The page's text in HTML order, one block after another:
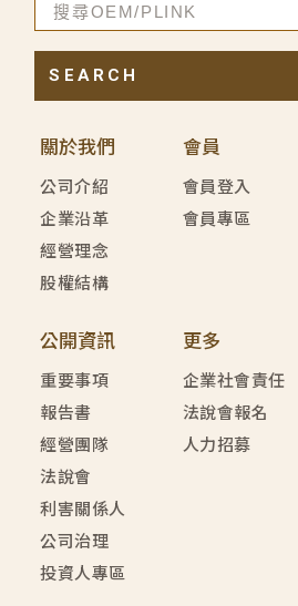
關於我們
公司介紹
企業沿革
經營理念
股權結構
會員
會員登入
會員專區
公開資訊
重要事項
報告書
經營團隊
法說會
利害關係人
公司治理
投資人專區
更多
企業社會責任
法說會報名
人力招募
SEARCH